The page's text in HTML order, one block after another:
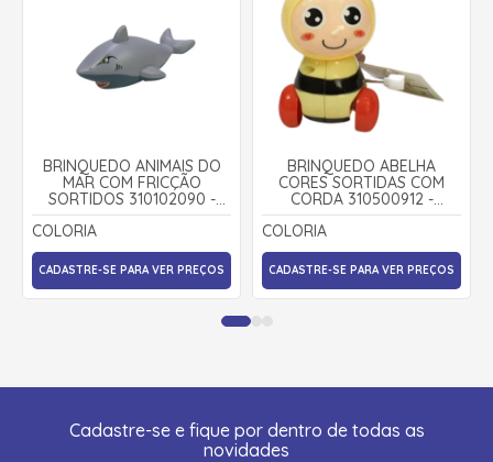
BRINQUEDO ANIMAIS DO
MAR COM FRICÇÃO
SORTIDOS 310102090 -
COLORIA
COLORIA
CADASTRE-SE PARA VER PREÇOS
BRINQUEDO ABELHA
CORES SORTIDAS COM
CORDA 310500912 -
COLORIA
COLORIA
CADASTRE-SE PARA VER PREÇOS
Cadastre-se e fique por dentro de todas as
novidades